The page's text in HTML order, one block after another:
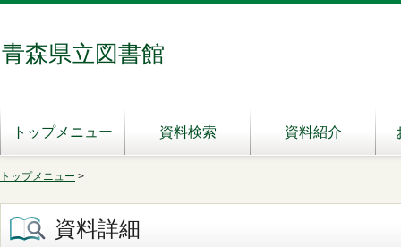
青森県立図書館
トップメニュー 資料検索 資料紹介
トップメニュー >
資料詳細